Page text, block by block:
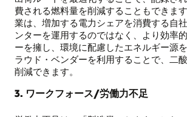
費される燃料量を削減することもできま
業は、増加する電力シェアを消費する自
ンターを運用するのではなく、より効率
ーを擁し、環境に配慮したエネルギー源
ラウド・ベンダーを利用することで、二
削減できます。
3. ワークフォース/労働力不足